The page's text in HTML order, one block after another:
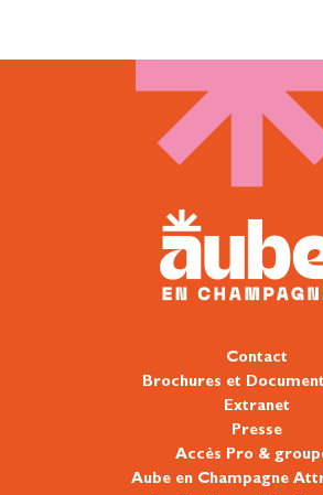
Contact
Brochures et
Extranet
Presse
Accès Pro &
Aube en Champagne